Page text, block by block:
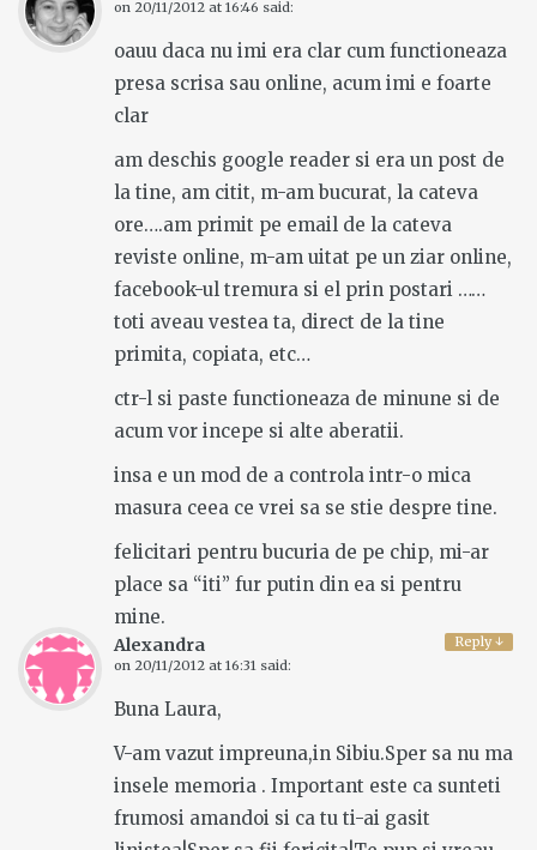
on 20/11/2012 at 16:46 said:
oauu daca nu imi era clar cum functioneaza
presa scrisa sau online, acum imi e foarte
clar
am deschis google reader si era un post de
la tine, am citit, m-am bucurat, la cateva
ore….am primit pe email de la cateva
reviste online, m-am uitat pe un ziar online,
facebook-ul tremura si el prin postari ……
toti aveau vestea ta, direct de la tine
primita, copiata, etc…
ctr-l si paste functioneaza de minune si de
acum vor incepe si alte aberatii.
insa e un mod de a controla intr-o mica
masura ceea ce vrei sa se stie despre tine.
felicitari pentru bucuria de pe chip, mi-ar
place sa “iti” fur putin din ea si pentru
mine.
Reply↓
Alexandra
on 20/11/2012 at 16:31 said:
Buna Laura,
V-am vazut impreuna,in Sibiu.Sper sa nu ma
insele memoria . Important este ca sunteti
frumosi amandoi si ca tu ti-ai gasit